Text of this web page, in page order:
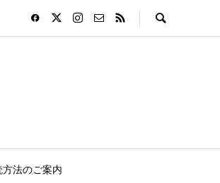
方法のご案内